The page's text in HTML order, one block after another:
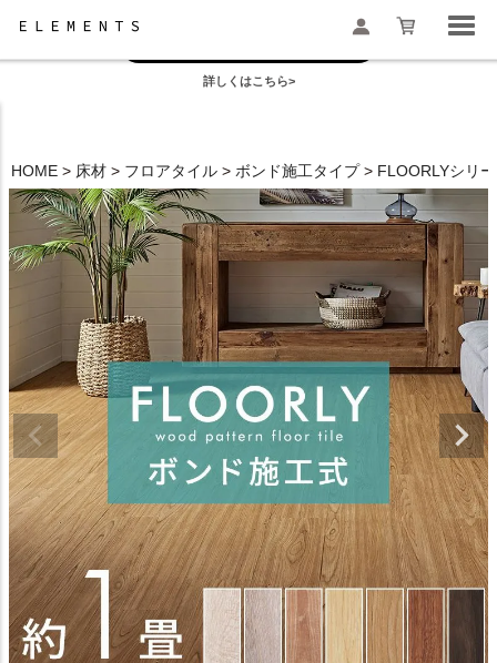
お盆の模様替えは今がおすすめ！
詳しくはこちら>
HOME 床材 フロアタイル ボンド施工タイプ FLOORLYシリ